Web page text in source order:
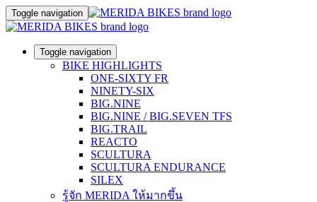
Toggle navigation
Toggle navigation
BIKE HIGHLIGHTS
ONE-SIXTY FR
NINETY-SIX
BIG.NINE
BIG.NINE / BIG.SEVEN TFS
BIG.TRAIL
REACTO
SCULTURA
SCULTURA ENDURANCE
SILEX
รู้จัก MERIDA ให้มากขึ้น